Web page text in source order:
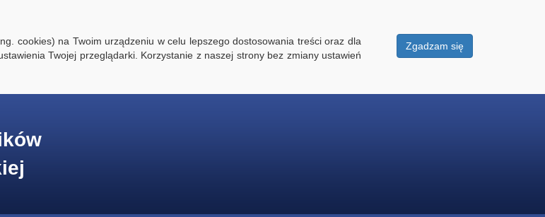
Zgadzam się
cookies) na Twoim urządzeniu w celu lepszego dostosowania treści oraz dla
Twojej przeglądarki. Korzystanie z naszej strony bez zmiany ustawień